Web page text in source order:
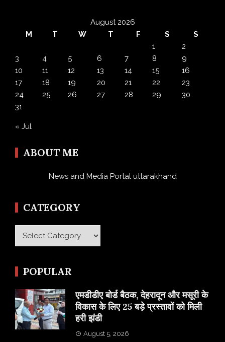
August 2026
M
T W T F S
S
1
2
3
4 5 6 7 8
9
10
11 12 13 14 15
16
17
18 19 20 21 22
23
24
25 26 27 28 29
30
31
« Jul
ABOUT ME
News and Media Portal uttarakhand
CATEGORY
Category
POPULAR
एमडीडीए बोर्ड बैठक, देहरादून और मसूरी के
विकास के लिए 25 बड़े प्रस्तावों को मिली
हरी झंडी
August 5, 2026